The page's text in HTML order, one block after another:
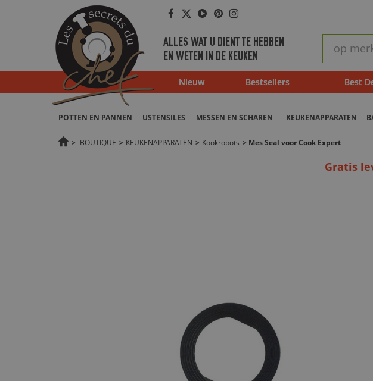
Facebook
Twitter
Youtube
Pinterest
Instagram
ALLES WAT U DIENT TE HEBBEN
EN WETEN IN DE KEUKEN
zoeken
Nieuw Bestsellers Best
POTTEN EN PANNEN USTENSILES MESSEN EN SCHAREN KEUKENAPPARATEN
> BOUTIQUE > KEUKENAPPARATEN > Kookrobots > Mes Seal voor Cook Expert
Gratis